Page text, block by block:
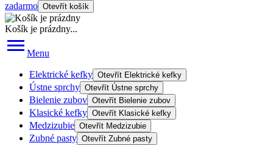
zadarmo Otevřít košík
Košík je prázdny...
Menu
Elektrické kefky Otevřít Elektrické kefky
Ústne sprchy Otevřít Ústne sprchy
Bielenie zubov Otevřít Bielenie zubov
Klasické kefky Otevřít Klasické kefky
Medzizubie Otevřít Medzizubie
Zubné pasty Otevřít Zubné pasty